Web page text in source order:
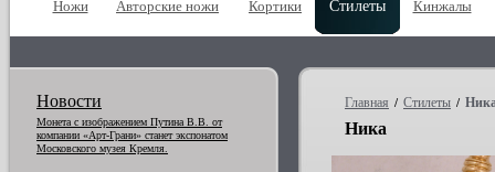
Ножи Авторские ножи Кортики Стилеты Кинжалы
Новости
Монета с изображением Путина В.В. от
компании «Арт-Грани» станет экспонатом
Московского музея Кремля.
Главная / Стилеты /
Ника